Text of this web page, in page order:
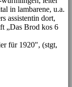
in lambarene, u.a.
assistentin dort,
„Das Brod kos 6
für 1920", (stgt,